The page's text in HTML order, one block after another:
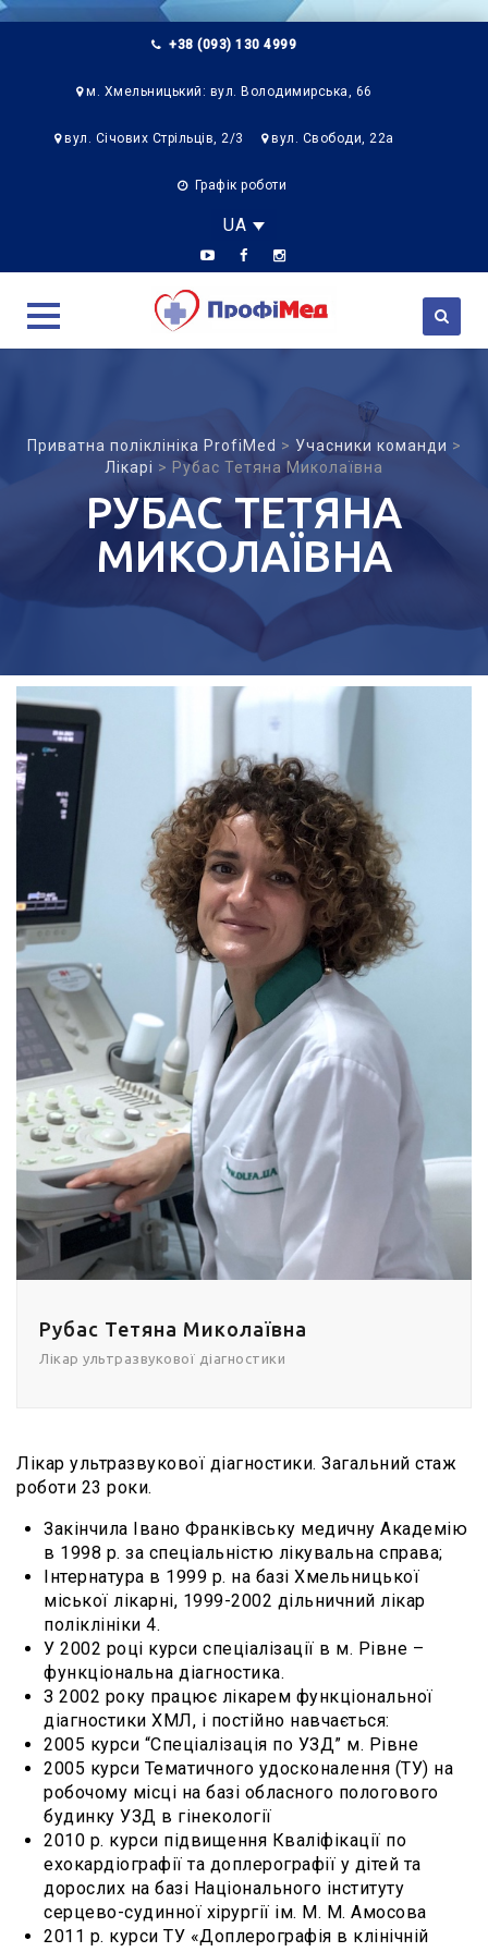
+38 (093) 130 4999
м. Хмельницький: вул. Володимирська, 66
вул. Січових Стрільців, 2/3 вул. Свободи, 22а
Графік роботи
UA
Приватна поліклініка ProfiMed > Учасники команди >
Лікарі > Рубас Тетяна Миколаївна
РУБАС ТЕТЯНА
МИКОЛАЇВНА
Рубас Тетяна Миколаївна
Лікар ультразвукової діагностики
Лікар ультразвукової діагностики. Загальний стаж
роботи 23 роки.
Закінчила Івано Франківську медичну Академію
в 1998 р. за спеціальністю лікувальна справа;
Інтернатура в 1999 р. на базі Хмельницької
міської лікарні, 1999-2002 дільничний лікар
поліклініки 4.
У 2002 році курси спеціалізації в м. Рівне –
функціональна діагностика.
З 2002 року працює лікарем функціональної
діагностики ХМЛ, і постійно навчається:
2005 курси “Спеціалізація по УЗД” м. Рівне
2005 курси Тематичного удосконалення (ТУ) на
робочому місці на базі обласного пологового
будинку УЗД в гінекології
2010 р. курси підвищення Кваліфікації по
ехокардіографії та доплерографії у дітей та
дорослих на базі Національного інституту
серцево-судинної хірургії ім. М. М. Амосова
2011 р. курси ТУ «Доплерографія в клінічній